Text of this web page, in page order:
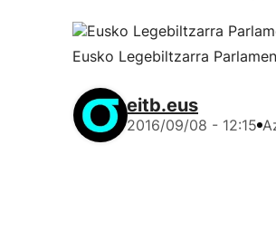
Eusko Legebiltzarra
eitb.eus
2016/09/08 - 12:15